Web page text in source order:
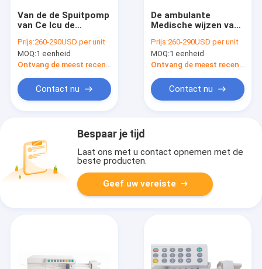
Van de de Spuitpomp
van Ce Icu de
alarmknoop
Veelvoudige
gemakkelijke
Prijs:260-290USD per unit
MOQ:1 eenheid
Ontvang de meest recente Prijs
Contact nu
De ambulante
Medische wijzen van
Nauwkeurigheids
Veelvoudige injectie
van Spuitpompen 2%
Prijs:260-290USD per unit
MOQ:1 eenheid
Ontvang de meest recente Prijs
Contact nu
Bespaar je tijd
Laat ons met u contact opnemen met de
beste producten.
Geef uw vereiste